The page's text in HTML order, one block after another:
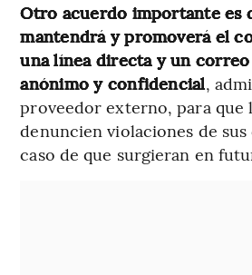
Otro acuerdo importante es
mantendrá y promoverá el
una línea directa y un
anónimo y confidencial,
proveedor externo, para que
denuncien violaciones de
caso de que surgieran en